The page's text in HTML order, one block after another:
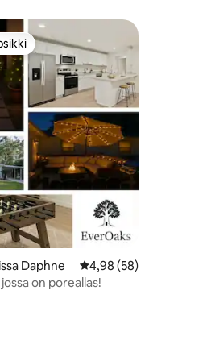
arvostelua
parhaimmistoa
Daphne Keskimääräinen
4,98 (58)
on poreallas!